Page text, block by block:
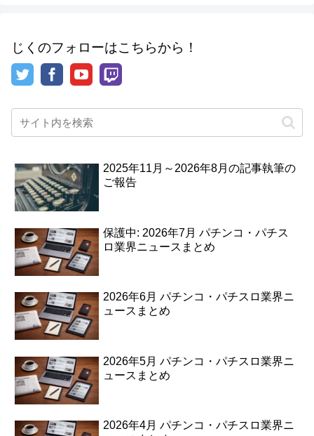
じくのフォローはこちらから！
2025年11月～2026年8月の記事執筆の
ご報告
保護中: 2026年7月 パチンコ・パチス
ロ業界ニュースまとめ
2026年6月 パチンコ・パチスロ業界ニ
ュースまとめ
2026年5月 パチンコ・パチスロ業界ニ
ュースまとめ
2026年4月 パチンコ・パチスロ業界ニ